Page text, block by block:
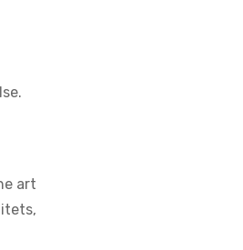
art